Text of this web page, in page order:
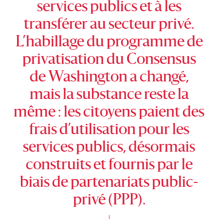
services publics et à les
transférer au secteur privé.
L’habillage du programme de
privatisation du Consensus
de Washington a changé,
mais la substance reste la
même : les citoyens paient des
frais d’utilisation pour les
services publics, désormais
construits et fournis par le
biais de partenariats public-
privé (PPP).